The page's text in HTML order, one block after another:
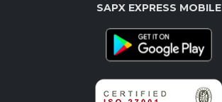
SAPX EXPRESS MOBILE